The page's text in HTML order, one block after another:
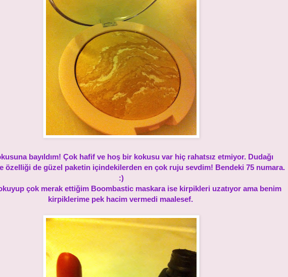
bayıldım! Çok hafif ve hoş bir kokusu var hiç rahatsız etmiyor. Dudağı
özelliği de güzel paketin içindekilerden en çok ruju sevdim! Bendeki 75 numara.
:)
çok merak ettiğim Boombastic maskara ise kirpikleri uzatıyor ama benim
kirpiklerime pek hacim vermedi maalesef.